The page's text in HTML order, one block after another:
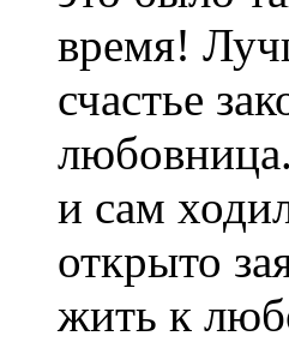
время!
счастье
и сам
открыто
жить к